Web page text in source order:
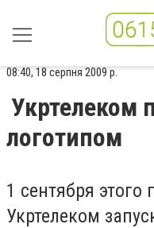
08:40, 18 серпня 2009 р.
Укртелеком
логотипом
1 сентября этого
Укртелеком